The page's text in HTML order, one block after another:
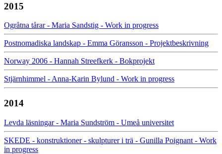
2015
Ogråtna tårar - Maria Sandstig - Work in progress
Postnomadiska landskap - Emma Göransson - Projektbeskrivning
Norway 2006 - Hannah Streefkerk - Bokprojekt
Stjärnhimmel - Anna-Karin Bylund - Work in progress
2014
Levda läsningar - Maria Sundström - Umeå universitet
SKEDE - konstruktioner - skulpturer i trä - Gunilla Poignant - Work
in progress